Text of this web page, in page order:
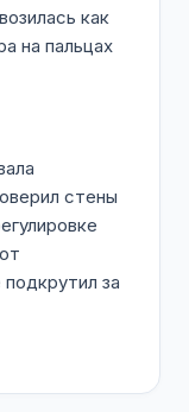
как
на пальцах
стены
за